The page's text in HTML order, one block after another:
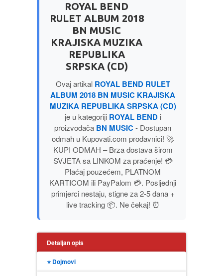
POPULARNA PSIHOLOGIJA
PRIČE
PUBLICISTIKA
PUTOPISI
STRIP
TEORIJE ZAVERE
TINEJDŽ
TRILERI
ROYAL BEND
RULET ALBUM 2018
BN MUSIC
KRAJISKA MUZIKA
REPUBLIKA
SRPSKA (CD)
Ovaj artikal ROYAL BEND RULET
ALBUM 2018 BN MUSIC KRAJISKA
MUZIKA REPUBLIKA SRPSKA (CD)
je u kategoriji ROYAL BENDi
proizvođača BN MUSIC- Dostupan
odmah u Kupovati.com prodavnici! 🚀
KUPI ODMAH – Brza dostava širom
SVJETA sa LINKOM za praćenje! 💳
Plaćaj pouzećem, PLATNOM
KARTICOM ili PayPalom 💳. Posljednji
primjerci nestaju, stigne za 2-5 dana +
live tracking 📦. Ne čekaj! ⏰
Detaljan opis
⭐ Dojmovi